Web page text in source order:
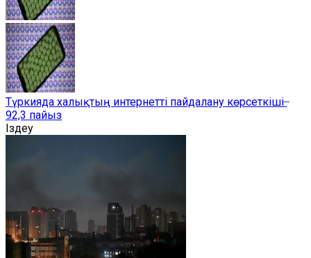
Түркияда халықтың интернетті пайдалану көрсеткіші ̶
92,3 пайыз
Іздеу